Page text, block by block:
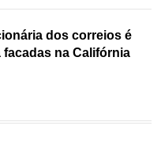
dos correios é
facadas na Califórnia